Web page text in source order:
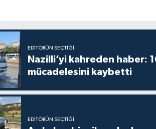
EDITÖRÜN SEÇTIĞI
Nazilli’yi kahreden haber:
mücadelesini kaybetti
EDITÖRÜN SEÇTIĞI